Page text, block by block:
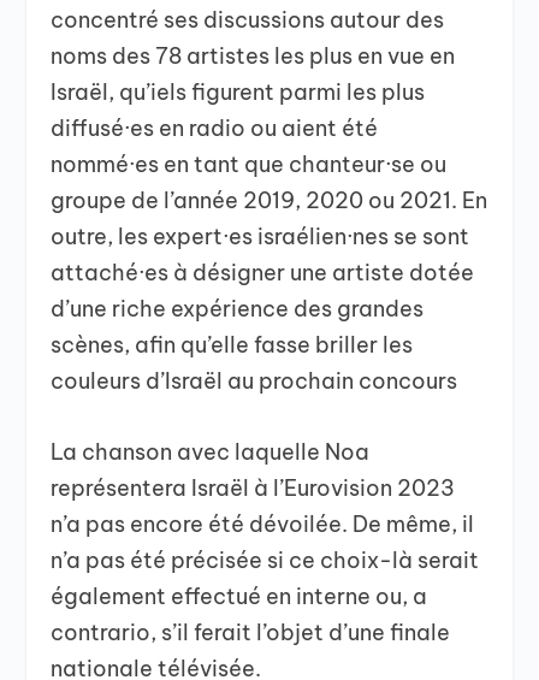
concentré ses discussions autour des
noms des 78 artistes les plus en vue en
Israël, qu’iels figurent parmi les plus
diffusé·es en radio ou aient été
nommé·es en tant que chanteur·se ou
groupe de l’année 2019, 2020 ou 2021. En
outre, les expert·es israélien·nes se sont
attaché·es à désigner une artiste dotée
d’une riche expérience des grandes
scènes, afin qu’elle fasse briller les
couleurs d’Israël au prochain concours
La chanson avec laquelle Noa
représentera Israël à l’Eurovision 2023
n’a pas encore été dévoilée. De même, il
n’a pas été précisée si ce choix-là serait
également effectué en interne ou, a
contrario, s’il ferait l’objet d’une finale
nationale télévisée.